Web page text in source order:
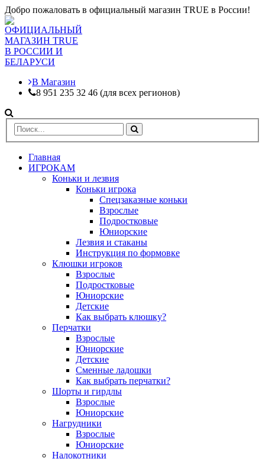
Добро пожаловать в официальный магазин TRUE в России!
В Магазин
8 951 235 32 46 (для всех регионов)
Главная
ИГРОКАМ
Коньки и лезвия
Коньки игрока
Спецзаказные коньки
Взрослые
Подростковые
Юниорские
Лезвия и стаканы
Инструкция по формовке
Клюшки игроков
Взрослые
Подростковые
Юниорские
Детские
Как выбрать клюшку?
Перчатки
Взрослые
Юниорские
Детские
Сменные ладошки
Как выбрать перчатки?
Шорты и гирдлы
Взрослые
Юниорские
Нагрудники
Взрослые
Юниорские
Налокотники